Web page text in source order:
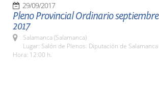
29/09/2017
Pleno Provincial Ordinario septiembre
2017
Salamanca (Salamanca)
Lugar: Salón de Plenos. Diputación de Salamanca
Hora: 12:00 h.